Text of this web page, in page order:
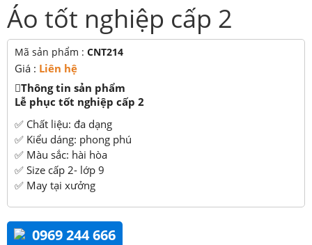
Áo tốt nghiệp cấp 2
Mã sản phẩm : CNT214
Giá : Liên hệ
Thông tin sản phẩm
Lễ phục tốt nghiệp cấp 2
✅ Chất liệu: đa dạng
✅ Kiểu dáng: phong phú
✅ Màu sắc: hài hòa
✅ Size cấp 2- lớp 9
✅ May tại xưởng
0969 244 666